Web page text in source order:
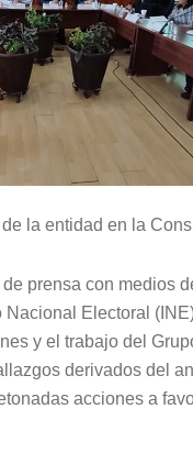
la entidad en la
prensa con medios
Electoral
y el trabajo del
derivados del
acciones a